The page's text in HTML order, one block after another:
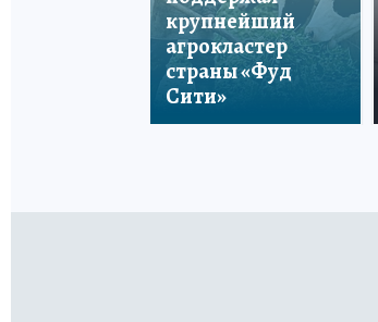
крупнейший
агрокластер
страны «Фуд
Сити»